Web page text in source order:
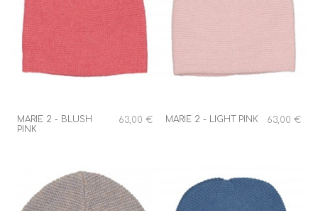
MARIE 2 - BLUSH
PINK
63,00 € MARIE 2 - LIGHT PINK 63,00 €